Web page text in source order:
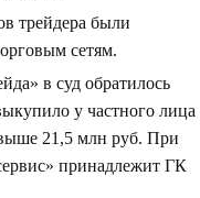
трейдера были
сетям.
в суд обратилось
у частного лица
21,5 млн руб. При
принадлежит ГК